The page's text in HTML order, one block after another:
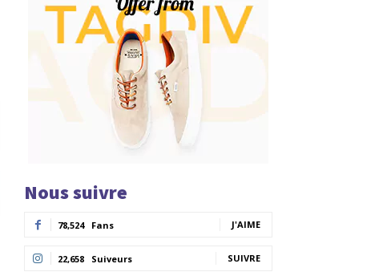
Nous suivre
78,524 Fans J'AIME
22,658 Suiveurs SUIVRE